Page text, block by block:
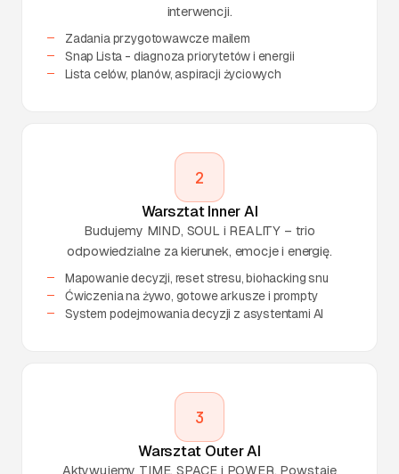
interwencji.
Zadania przygotowawcze mailem
Snap Lista - diagnoza priorytetów i energii
Lista celów, planów, aspiracji życiowych
2
Warsztat Inner AI
Budujemy MIND, SOUL i REALITY – trio
odpowiedzialne za kierunek, emocje i energię.
Mapowanie decyzji, reset stresu, biohacking snu
Ćwiczenia na żywo, gotowe arkusze i prompty
System podejmowania decyzji z asystentami AI
3
Warsztat Outer AI
Aktywujemy TIME, SPACE i POWER. Powstaje